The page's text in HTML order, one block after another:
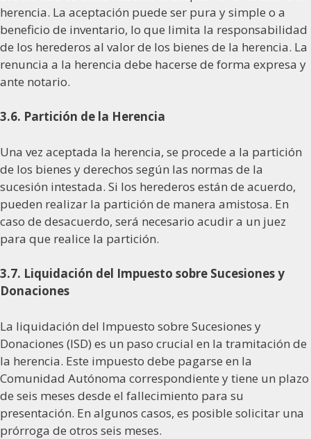
herencia. La aceptación puede ser pura y simple o a
beneficio de inventario, lo que limita la responsabilidad
de los herederos al valor de los bienes de la herencia. La
renuncia a la herencia debe hacerse de forma expresa y
ante notario.
3.6. Partición de la Herencia
Una vez aceptada la herencia, se procede a la partición
de los bienes y derechos según las normas de la
sucesión intestada. Si los herederos están de acuerdo,
pueden realizar la partición de manera amistosa. En
caso de desacuerdo, será necesario acudir a un juez
para que realice la partición.
3.7. Liquidación del Impuesto sobre Sucesiones y
Donaciones
La liquidación del Impuesto sobre Sucesiones y
Donaciones (ISD) es un paso crucial en la tramitación de
la herencia. Este impuesto debe pagarse en la
Comunidad Autónoma correspondiente y tiene un plazo
de seis meses desde el fallecimiento para su
presentación. En algunos casos, es posible solicitar una
prórroga de otros seis meses.